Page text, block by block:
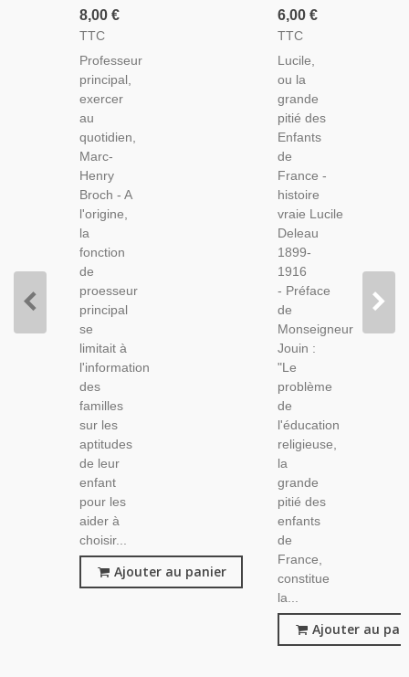
Principal,
Exercer
Quotidien,
Marc-
Henry
Broch,
2003 -
8,00 €
TTC
Professeur
principal,
exercer
au
quotidien,
Marc-
Henry
Broch - A
l'origine,
la
fonction
de
proesseur
principal
se
limitait à
l'information
des
familles
sur les
aptitudes
de leur
enfant
pour les
aider à
choisir...
Ajouter au panier
Ou La
Grande
Enfants
De
France ,
M.
Deleau
1929 -
Biographie
Jeune
Fille, Foi
Chrétienne,
École
Laïque
6,00 €
TTC
Lucile,
ou la
grande
pitié des
Enfants
de
France -
histoire
vraie Lucile
Deleau
1899-
1916
- Préface
de
Monseigneur
Jouin :
"Le
problème
de
l'éducation
religieuse,
la
grande
pitié des
enfants
de
France,
constitue
la...
Ajouter au